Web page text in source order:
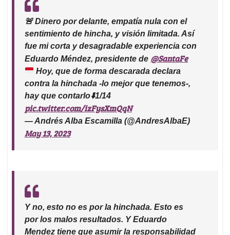
🚨 Dinero por delante, empatía nula con el
sentimiento de hincha, y visión limitada. Así
fue mi corta y desagradable experiencia con
Eduardo Méndez, presidente de@SantaFe
Hoy, que de forma descarada declara
contra la hinchada -lo mejor que tenemos-,
hay que contarlo⬇️1/14
pic.twitter.com/izFysXmQqN
— Andrés Alba Escamilla (@AndresAlbaE)
May 13, 2023
Y no, esto no es por la hinchada. Esto es
por los malos resultados. Y Eduardo
Mendez tiene que asumir la responsabilidad
de haber elegido a Rivera como DT.